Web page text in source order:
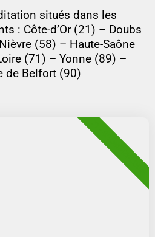
situés dans les
: Côte-d’Or (21) – Doubs
(58) – Haute-Saône
(71) – Yonne (89) –
de Belfort (90)
71 - SAÔNE-ET-LOIRE